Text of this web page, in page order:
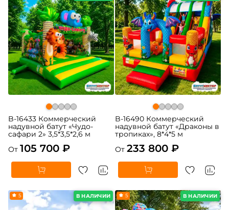
B-16433 Коммерческий
надувной батут «Чудо-
сафари 2» 3,5*3,5*2,6 м
От 105 700 ₽
B-16490 Коммерческий
надувной батут «Драконы в
тропиках», 8*4*5 м
От 233 800 ₽
В НАЛИЧИИ
5 В НАЛИЧИИ
5